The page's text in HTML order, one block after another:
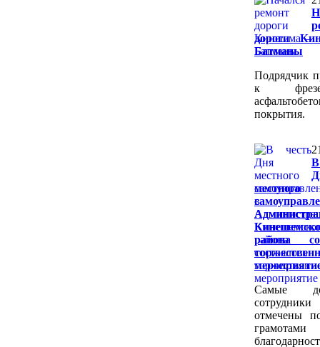
дороги
Батманы
Подрядчик
к
покрытия.
местного
района
Самые
отмечены